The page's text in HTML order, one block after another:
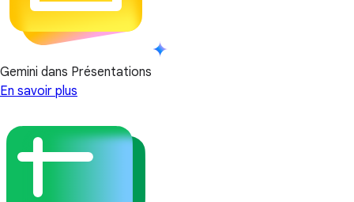
Gemini dans Présentations
En savoir plus